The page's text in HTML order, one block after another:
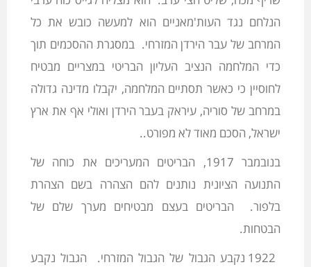
הנלחם נגד העות'מאניים הוא למעשה כובש את כל
המרחב של עבר הירדן המזרחי. במסגרת ההסכמים תוך
כדי המלחמה הנציב העליון הבריטי במצריים מבטיח
לחוסיין כי כאשר תסתיים המלחמה, יקבלו מדינה גדולה
במרחב של סוריה, עיראק בעבר הירדן ואולי אף את ארץ
ישראל, הסכם מאוד לא מפורט..
בנובמבר 1917, הבריטים המעריכים את כוחה של
התנועה הציונית נותנים להם הצהרה בשם הצהרת
בלפור. הבריטים בעצם מבטיחים מערך שלם של
הבטחות.
1922 נקבע הגבול של הגבול המזרחי. הגבול נקבע